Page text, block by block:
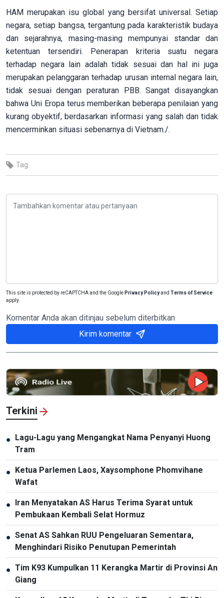
HAM merupakan isu global yang bersifat universal. Setiap
negara, setiap bangsa, tergantung pada karakteristik budaya
dan sejarahnya, masing-masing mempunyai standar dan
ketentuan tersendiri. Penerapan kriteria suatu negara
terhadap negara lain adalah tidak sesuai dan hal ini juga
merupakan pelanggaran terhadap urusan internal negara lain,
tidak sesuai dengan peraturan PBB. Sangat disayangkan
bahwa Uni Eropa terus memberikan beberapa penilaian yang
kurang obyektif, berdasarkan informasi yang salah dan tidak
mencerminkan situasi sebenarnya di Vietnam./.
Tag:
This site is protected by reCAPTCHA and the Google Privacy Policyand Terms of Service
apply.
Komentar Anda akan ditinjau sebelum diterbitkan
Kirim komentar
Terkini
● Lagu-Lagu yang Mengangkat Nama Penyanyi Huong
Tram
● Ketua Parlemen Laos, Xaysomphone Phomvihane
Wafat
● Iran Menyatakan AS Harus Terima Syarat untuk
Pembukaan Kembali Selat Hormuz
● Senat AS Sahkan RUU Pengeluaran Sementara,
Menghindari Risiko Penutupan Pemerintah
● Tim K93 Kumpulkan 11 Kerangka Martir di Provinsi An
Giang